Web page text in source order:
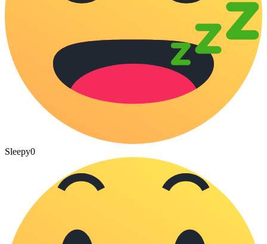
Sleepy0